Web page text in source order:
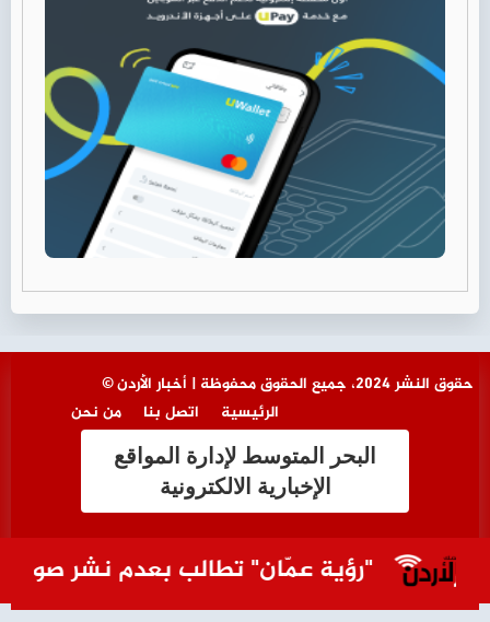
"رؤية عمّان" تطالب بعدم نشر صور
© حقوق النشر 2024، جميع الحقوق محفوظة | أخبار الأردن
من نحن
اتصل بنا الرئيسية
البحر المتوسط لإدارة المواقع
الإخبارية الالكترونية